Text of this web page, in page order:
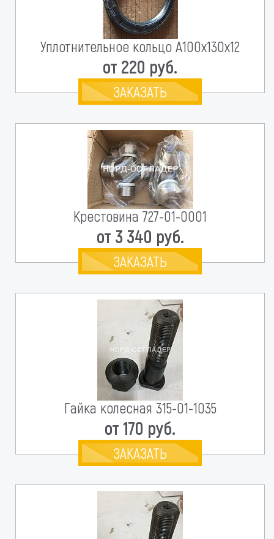
Уплотнительное кольцо А100х130х12
от 220 руб.
ЗАКАЗАТЬ
Крестовина 727-01-0001
от 3 340 руб.
ЗАКАЗАТЬ
Гайка колесная 315-01-1035
от 170 руб.
ЗАКАЗАТЬ